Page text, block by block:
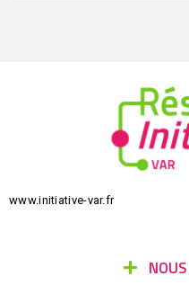
www.initiative-var.fr